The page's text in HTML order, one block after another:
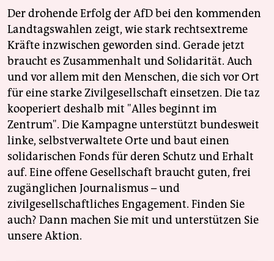
Der drohende Erfolg der AfD bei den kommenden
Landtagswahlen zeigt, wie stark rechtsextreme
Kräfte inzwischen geworden sind. Gerade jetzt
braucht es Zusammenhalt und Solidarität. Auch
und vor allem mit den Menschen, die sich vor Ort
für eine starke Zivilgesellschaft einsetzen. Die taz
kooperiert deshalb mit "Alles beginnt im
Zentrum". Die Kampagne unterstützt bundesweit
linke, selbstverwaltete Orte und baut einen
solidarischen Fonds für deren Schutz und Erhalt
auf. Eine offene Gesellschaft braucht guten, frei
zugänglichen Journalismus – und
zivilgesellschaftliches Engagement. Finden Sie
auch? Dann machen Sie mit und unterstützen Sie
unsere Aktion.